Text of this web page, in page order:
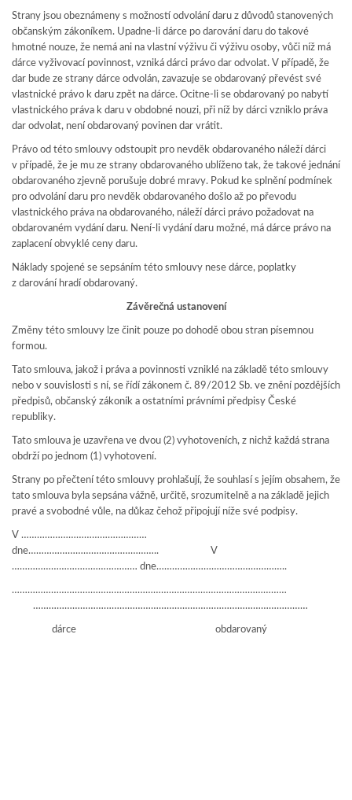
Strany jsou obeznámeny s možností odvolání daru z důvodů stanovených
občanským zákoníkem. Upadne-li dárce po darování daru do takové
hmotné nouze, že nemá ani na vlastní výživu či výživu osoby, vůči níž má
dárce vyživovací povinnost, vzniká dárci právo dar odvolat. V případě, že
dar bude ze strany dárce odvolán, zavazuje se obdarovaný převést své
vlastnické právo k daru zpět na dárce. Ocitne-li se obdarovaný po nabytí
vlastnického práva k daru v obdobné nouzi, při níž by dárci vzniklo práva
dar odvolat, není obdarovaný povinen dar vrátit.
Právo od této smlouvy odstoupit pro nevděk obdarovaného náleží dárci
v případě, že je mu ze strany obdarovaného ublíženo tak, že takové jednání
obdarovaného zjevně porušuje dobré mravy. Pokud ke splnění podmínek
pro odvolání daru pro nevděk obdarovaného došlo až po převodu
vlastnického práva na obdarovaného, náleží dárci právo požadovat na
obdarovaném vydání daru. Není-li vydání daru možné, má dárce právo na
zaplacení obvyklé ceny daru.
Náklady spojené se sepsáním této smlouvy nese dárce, poplatky
z darování hradí obdarovaný.
Závěrečná ustanovení
Změny této smlouvy lze činit pouze po dohodě obou stran písemnou
formou.
Tato smlouva, jakož i práva a povinnosti vzniklé na základě této smlouvy
nebo v souvislosti s ní, se řídí zákonem č. 89/2012 Sb. ve znění pozdějších
předpisů, občanský zákoník a ostatními právními předpisy České
republiky.
Tato smlouva je uzavřena ve dvou (2) vyhotoveních, z nichž každá strana
obdrží po jednom (1) vyhotovení.
Strany po přečtení této smlouvy prohlašují, že souhlasí s jejím obsahem, že
tato smlouva byla sepsána vážně, určitě, srozumitelně a na základě jejich
pravé a svobodné vůle, na důkaz čehož připojují níže své podpisy.
V …………………………………………
dne………………………………………….. V
………………………………………… dne…………………………………………..
……………………………………………………………………………………………
……………………………………………………………………………………………
dárce obdarovaný